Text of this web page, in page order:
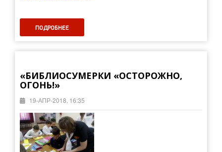
ПОДРОБНЕЕ
«БИБЛИОСУМЕРКИ «ОСТОРОЖНО,
ОГОНЬ!»
19-АПР-2018, 16:35